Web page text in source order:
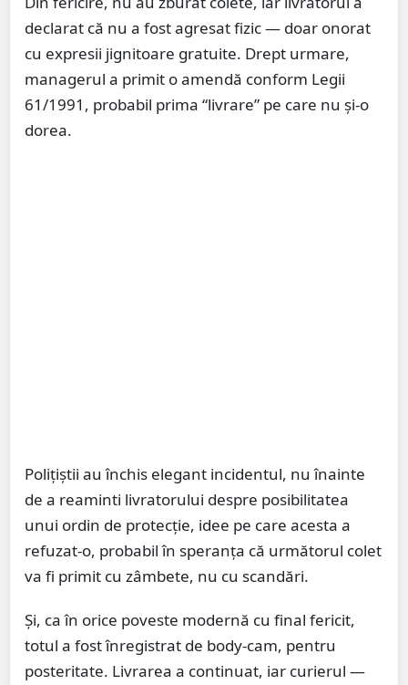
declarat că nu a fost agresat fizic — doar onorat
cu expresii jignitoare gratuite. Drept urmare,
managerul a primit o amendă conform Legii
61/1991, probabil prima “livrare” pe care nu și-o
dorea.
Polițiștii au închis elegant incidentul, nu înainte
de a reaminti livratorului despre posibilitatea
unui ordin de protecție, idee pe care acesta a
refuzat-o, probabil în speranța că următorul colet
va fi primit cu zâmbete, nu cu scandări.
Și, ca în orice poveste modernă cu final fericit,
totul a fost înregistrat de body-cam, pentru
posteritate. Livrarea a continuat, iar curierul —